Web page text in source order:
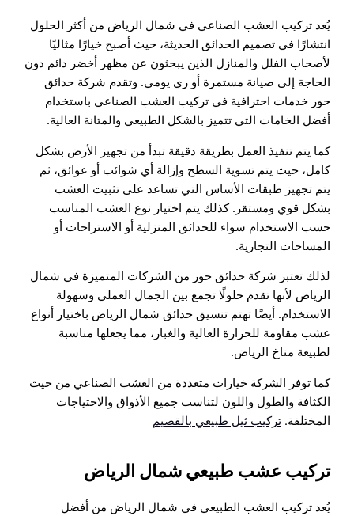
يُعد تركيب العشب الصناعي في شمال الرياض من أكثر الحلول
انتشارًا في تصميم الحدائق الحديثة، حيث أصبح خيارًا مثاليًا
لأصحاب الفلل والمنازل الذين يبحثون عن مظهر أخضر دائم دون
الحاجة إلى صيانة مستمرة أو ري يومي. وتقدم شركة حدائق
حور خدمات احترافية في تركيب العشب الصناعي باستخدام
أفضل الخامات التي تتميز بالشكل الطبيعي والمتانة العالية.
كما يتم تنفيذ العمل بطريقة دقيقة تبدأ من تجهيز الأرض بشكل
كامل، حيث يتم تسوية السطح وإزالة أي شوائب أو عوائق، ثم
يتم تجهيز طبقات الأساس التي تساعد على تثبيت العشب
بشكل قوي ومستقر. كذلك يتم اختيار نوع العشب المناسب
حسب الاستخدام سواء للحدائق المنزلية أو الاستراحات أو
المساحات التجارية.
لذلك تعتبر شركة حدائق حور من الشركات المتميزة في شمال
الرياض لأنها تقدم حلولًا تجمع بين الجمال العملي وسهولة
الاستخدام. أيضًا تهتم تنسيق حدائق شمال الرياض باختيار أنواع
عشب مقاومة للحرارة العالية والغبار، مما يجعلها مناسبة
لطبيعة مناخ الرياض.
كما توفر الشركة خيارات متعددة من العشب الصناعي من حيث
الكثافة والطول واللون لتناسب جميع الأذواق والاحتياجات
المختلفة.تركيب ثيل طبيعي بالقصيم
تركيب عشب طبيعي شمال الرياض
يُعد تركيب العشب الطبيعي في شمال الرياض من أفضل